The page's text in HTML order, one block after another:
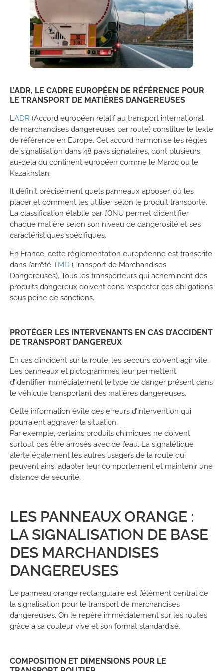
L’ADR, LE CADRE EUROPÉEN DE RÉFÉRENCE POUR
LE TRANSPORT DE MATIÈRES DANGEREUSES
L’ADR (Accord européen relatif au transport international
de marchandises dangereuses par route) constitue le texte
de référence en Europe. Cet accord harmonise les règles
de signalisation dans 48 pays signataires, dont plusieurs
au-delà du continent européen comme le Maroc ou le
Kazakhstan.
Il définit précisément quels panneaux apposer, où les
placer et comment les utiliser selon le produit transporté.
La classification établie par l’ONU permet d’identifier
chaque matière selon son niveau de dangerosité et ses
caractéristiques spécifiques.
En France, cette réglementation européenne est transcrite
dans l’arrêté TMD (Transport de Marchandises
Dangereuses). Tous les transporteurs qui acheminent des
produits dangereux doivent donc respecter ces obligations
sous peine de sanctions.
PROTÉGER LES INTERVENANTS EN CAS D’ACCIDENT
DE TRANSPORT DANGEREUX
En cas d’incident sur la route, les secours doivent agir vite.
Les panneaux et pictogrammes leur permettent
d’identifier immédiatement le type de danger présent dans
le véhicule transportant des matières dangereuses.
Cette information évite des erreurs d’intervention qui
pourraient aggraver la situation.
Par exemple, certains produits chimiques ne doivent
surtout pas être arrosés avec de l’eau. La signalétique
alerte également les autres usagers de la route qui
peuvent ainsi adapter leur comportement et maintenir une
distance de sécurité.
LES PANNEAUX ORANGE :
LA SIGNALISATION DE BASE
DES MARCHANDISES
DANGEREUSES
Le panneau orange rectangulaire est l’élément central de
la signalisation pour le transport de marchandises
dangereuses. On le repère immédiatement sur les routes
grâce à sa couleur vive et son format standardisé.
COMPOSITION ET DIMENSIONS POUR LE